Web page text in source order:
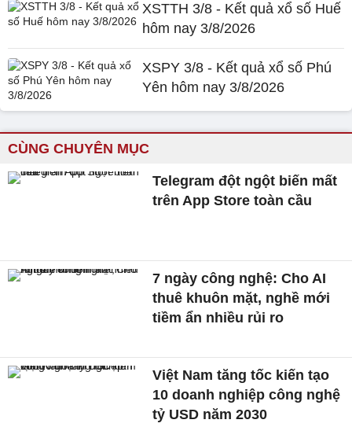
XSTTH 3/8 - Kết quả xổ số Huế
hôm nay 3/8/2026
XSPY 3/8 - Kết quả xổ số Phú
Yên hôm nay 3/8/2026
CÙNG CHUYÊN MỤC
Telegram đột ngột biến mất
trên App Store toàn cầu
7 ngày công nghệ: Cho AI
thuê khuôn mặt, nghề mới
tiềm ẩn nhiều rủi ro
Việt Nam tăng tốc kiến tạo
10 doanh nghiệp công nghệ
tỷ USD năm 2030